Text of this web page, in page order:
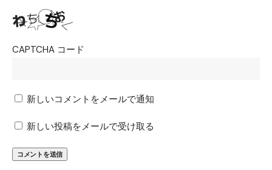
CAPTCHA コード
新しいコメントをメールで通知
新しい投稿をメールで受け取る